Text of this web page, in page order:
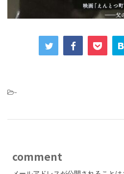
-
comment